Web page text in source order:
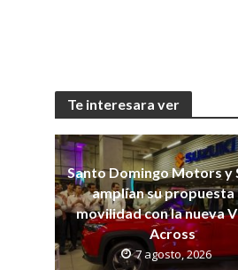
Te interesara ver
Santo Domingo Motors y
amplían su propuesta
movilidad con la nueva
Across
7 agosto, 2026